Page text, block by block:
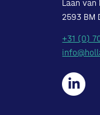
Laan van
2593 BM
+31 (0)